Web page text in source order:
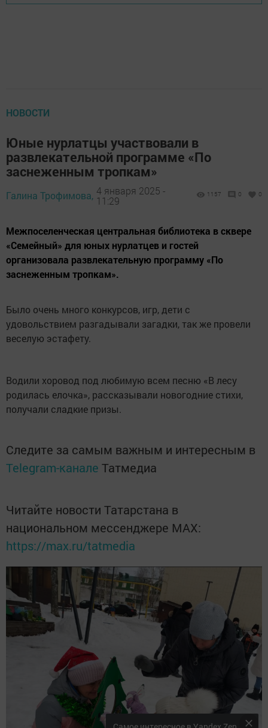
НОВОСТИ
Юные нурлатцы участвовали в
развлекательной программе «По
заснеженным тропкам»
Галина Трофимова, 4 января 2025 -
11:29
1157 0 0
Межпоселенческая центральная библиотека в сквере
«Семейный» для юных нурлатцев и гостей
организовала развлекательную программу «По
заснеженным тропкам».
Было очень много конкурсов, игр, дети с
удовольствием разгадывали загадки, так же провели
веселую эстафету.
Водили хоровод под любимую всем песню «В лесу
родилась елочка», рассказывали новогодние стихи,
получали сладкие призы.
Следите за самым важным и интересным в
Telegram-канале Татмедиа
Читайте новости Татарстана в
национальном мессенджере MАХ:
https://max.ru/tatmedia